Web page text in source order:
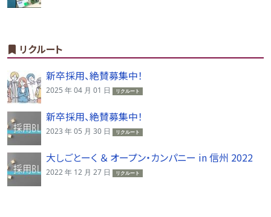
リクルート
新卒採用、絶賛募集中！
2025 年 04 月 01 日 リクルート
新卒採用、絶賛募集中！
2023 年 05 月 30 日 リクルート
大しごとーく ＆ オープン・カンパニー in 信州 2022
2022 年 12 月 27 日 リクルート